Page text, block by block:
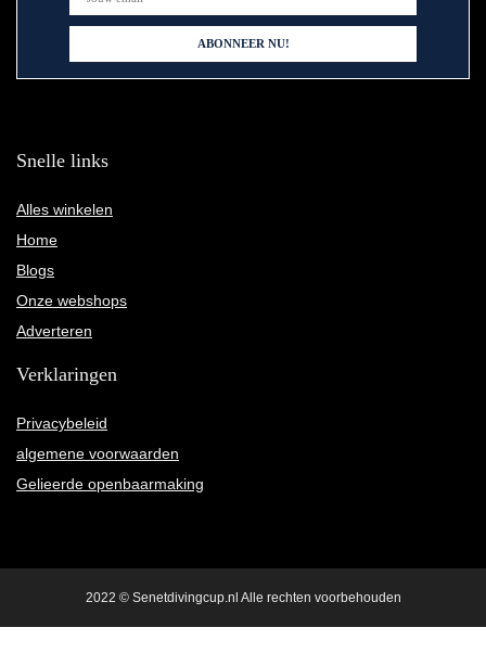
Snelle links
Alles winkelen
Home
Blogs
Onze webshops
Adverteren
Verklaringen
Privacybeleid
algemene voorwaarden
Gelieerde openbaarmaking
2022 © Senetdivingcup.nl Alle rechten voorbehouden